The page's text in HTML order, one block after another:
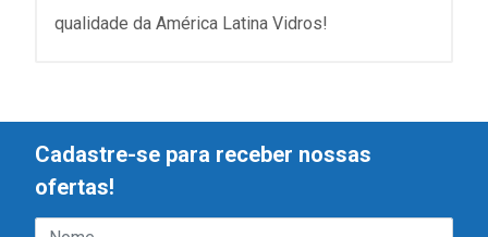
qualidade da América Latina Vidros!
Cadastre-se para receber nossas
ofertas!